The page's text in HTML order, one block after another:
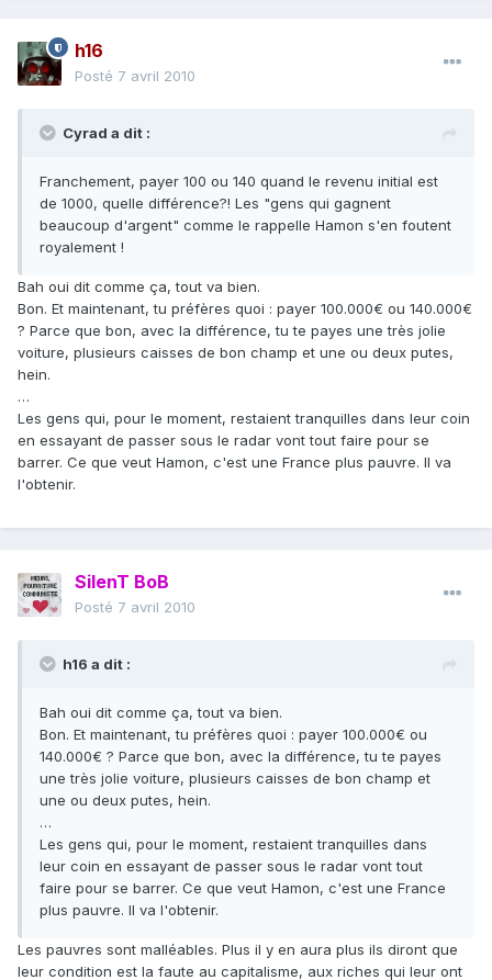
h16
Posté 7 avril 2010
Cyrad a dit :
Franchement, payer 100 ou 140 quand le revenu initial est
de 1000, quelle différence?! Les "gens qui gagnent
beaucoup d'argent" comme le rappelle Hamon s'en foutent
royalement !
Bah oui dit comme ça, tout va bien.
Bon. Et maintenant, tu préfères quoi : payer 100.000€ ou 140.000€
? Parce que bon, avec la différence, tu te payes une très jolie
voiture, plusieurs caisses de bon champ et une ou deux putes,
hein.
…
Les gens qui, pour le moment, restaient tranquilles dans leur coin
en essayant de passer sous le radar vont tout faire pour se
barrer. Ce que veut Hamon, c'est une France plus pauvre. Il va
l'obtenir.
SilenT BoB
Posté 7 avril 2010
h16 a dit :
Bah oui dit comme ça, tout va bien.
Bon. Et maintenant, tu préfères quoi : payer 100.000€ ou
140.000€ ? Parce que bon, avec la différence, tu te payes
une très jolie voiture, plusieurs caisses de bon champ et
une ou deux putes, hein.
…
Les gens qui, pour le moment, restaient tranquilles dans
leur coin en essayant de passer sous le radar vont tout
faire pour se barrer. Ce que veut Hamon, c'est une France
plus pauvre. Il va l'obtenir.
Les pauvres sont malléables. Plus il y en aura plus ils diront que
leur condition est la faute au capitalisme, aux riches qui leur ont